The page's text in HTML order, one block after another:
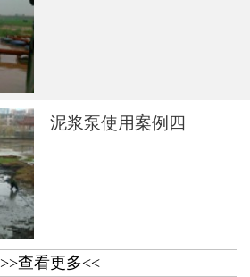
泥浆泵使用案例四
>>查看更多<<